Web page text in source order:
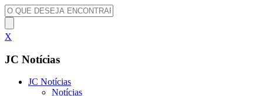
X
JC Notícias
JC Notícias
Notícias